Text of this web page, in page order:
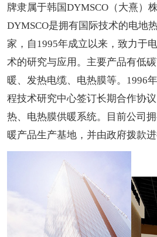
牌隶属于韩国DYMSCO（大熹）
DYMSCO是拥有国际技术的电地
家，自1995年成立以来，致力于
术的研究与应用。主要产品有低
暖、发热电缆、电热膜等。1996
程技术研究中心签订长期合作协
热、电热膜供暖系统。目前公司
暖产品生产基地，并由政府拨款
大宇品牌也已成为了韩国受欢迎的